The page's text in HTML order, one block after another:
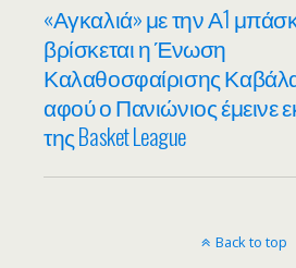
«Αγκαλιά» με την Α1
βρίσκεται η Ένωση
Καλαθοσφαίρισης
αφού ο Πανιώνιος έμεινε
της Basket League
Back to top